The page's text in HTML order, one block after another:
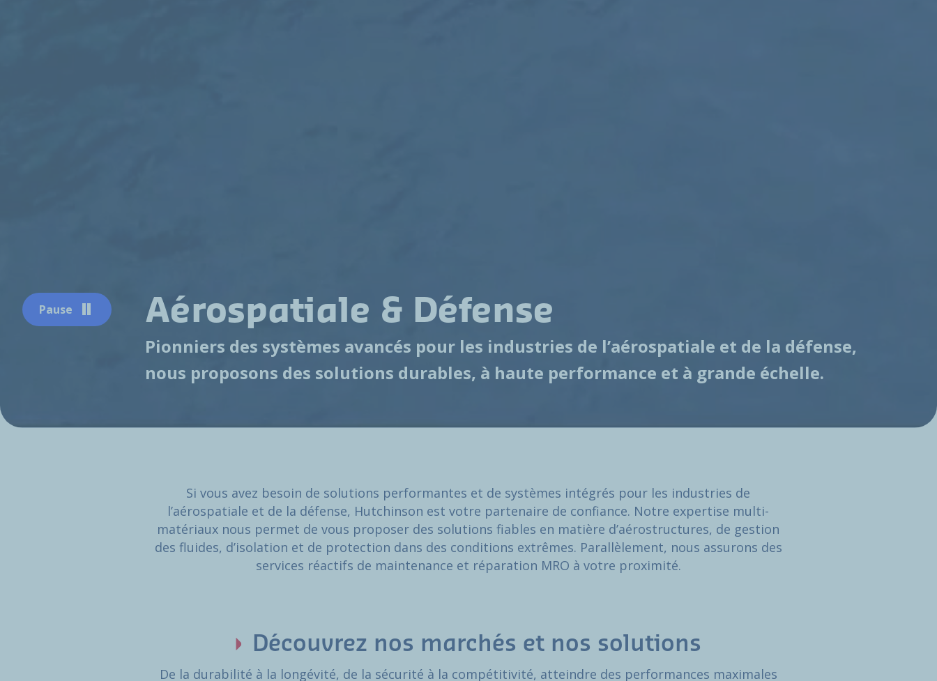
Pause Aérospatiale & Défense
Pionniers des systèmes avancés pour les industries de l’aérospatiale et de la défense,
nous proposons des solutions durables, à haute performance et à grande échelle.
Si vous avez besoin de solutions performantes et de systèmes intégrés pour les industries de
l’aérospatiale et de la défense, Hutchinson est votre partenaire de confiance. Notre expertise multi-
matériaux nous permet de vous proposer des solutions fiables en matière d’aérostructures, de gestion
des fluides, d’isolation et de protection dans des conditions extrêmes. Parallèlement, nous assurons des
services réactifs de maintenance et réparation MRO à votre proximité.
Découvrez nos marchés et nos solutions
De la durabilité à la longévité, de la sécurité à la compétitivité, atteindre des performances maximales